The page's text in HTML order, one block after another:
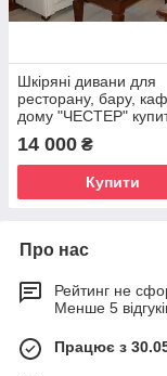
Шкіряні дивани для
ресторану, бару,
дому "ЧЕСТЕР"
Україні
14 000 ₴
Купити
Про нас
Рейтинг не
Менше 5
Працює з